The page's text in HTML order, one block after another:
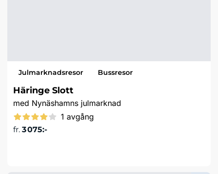
Julmarknadsresor Bussresor
Häringe Slott
med Nynäshamns julmarknad
1 avgång
fr. 3 075:-